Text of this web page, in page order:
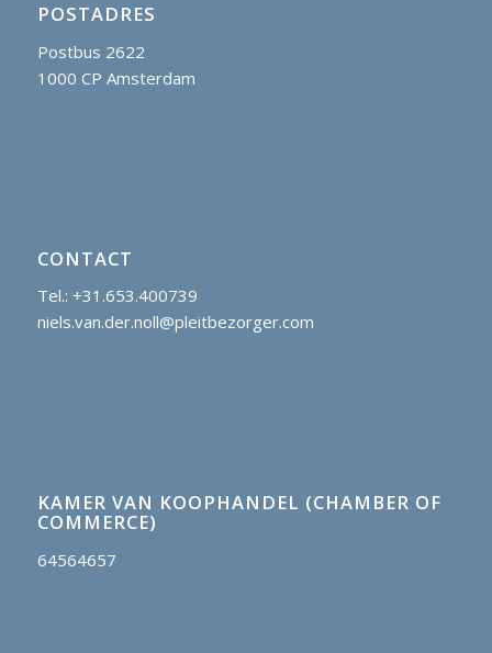
POSTADRES
Postbus 2622
1000 CP Amsterdam
CONTACT
Tel.: +31.653.400739
niels.van.der.noll@pleitbezorger.com
KAMER VAN KOOPHANDEL (CHAMBER OF
COMMERCE)
64564657